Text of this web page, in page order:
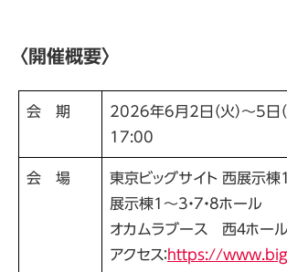
〈開催概要〉
会 期
2026年6月2日（火）～5日
17:00
会 場
東京ビッグサイト 西展示棟
展示棟1～3・7・8ホール
オカムラブース 西４ホー
アクセス：https://